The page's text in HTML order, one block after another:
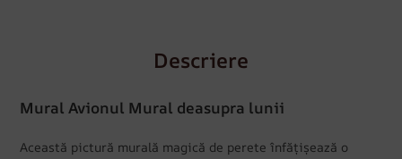
Descriere
Mural Avionul Mural deasupra lunii
Această pictură murală magică de perete înfățișează o